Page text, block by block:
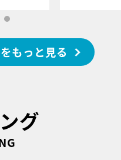
もっと見る
グ